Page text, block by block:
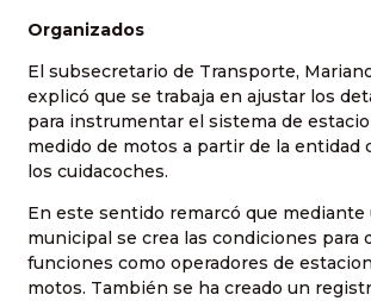
Organizados
El subsecretario de Transporte,
explicó que se trabaja en ajustar los
para instrumentar el sistema de
medido de motos a partir de la entidad
los cuidacoches.
En este sentido remarcó que mediante
municipal se crea las condiciones para
funciones como operadores de
motos. También se ha creado un